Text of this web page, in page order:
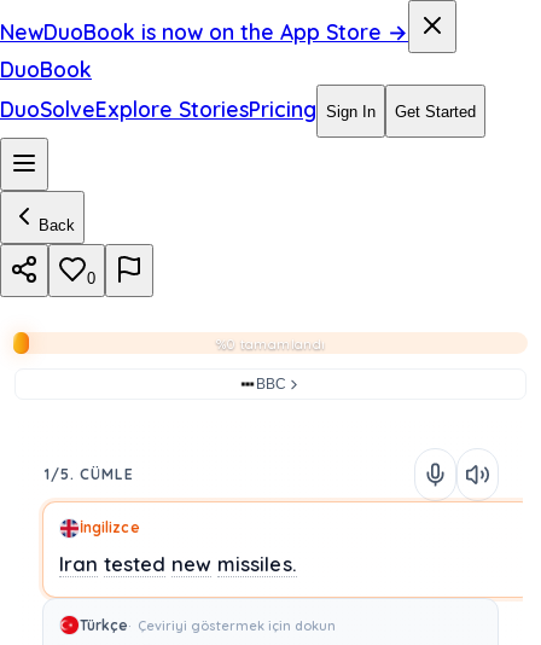
NewDuoBook is now on the App Store →
DuoBook
DuoSolveExplore StoriesPricing Sign In Get Started
Back
0
%0 tamamlandı
BBC
1/5. CÜMLE
İngilizce
Iran tested new missiles.
Türkçe Çeviriyi göstermek için dokun